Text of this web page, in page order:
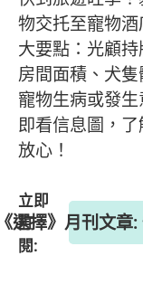
物交托至寵物
大要點：光顧
房間面積、犬
寵物生病或發
即看信息圖，
放心！
立即
訂
閱:
選擇》月刊文章